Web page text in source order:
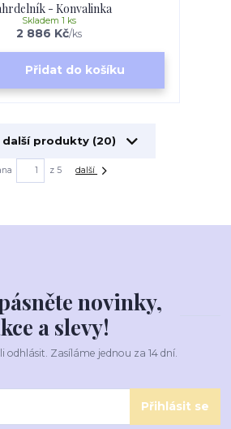
- Konvalinka
2 886 Kč/ks
Skladem 1 ks
Přidat do košíku
další produkty (20)
z 5 další
novinky,
a slevy!
odhlásit. Zasíláme jednou za 14 dní.
Přihlásit se